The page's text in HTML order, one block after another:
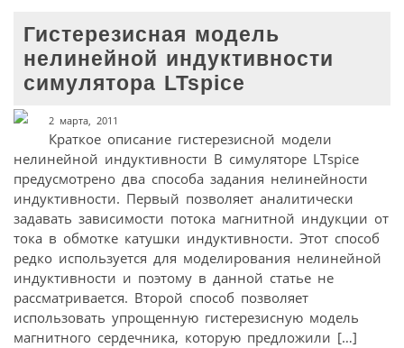
Гистерезисная модель
нелинейной индуктивности
симулятора LTspice
2 марта, 2011
Краткое описание гистерезисной модели
нелинейной индуктивности В симуляторе LTspice
предусмотрено два способа задания нелинейности
индуктивности. Первый позволяет аналитически
задавать зависимости потока магнитной индукции от
тока в обмотке катушки индуктивности. Этот способ
редко используется для моделирования нелинейной
индуктивности и поэтому в данной статье не
рассматривается. Второй способ позволяет
использовать упрощенную гистерезисную модель
магнитного сердечника, которую предложили […]